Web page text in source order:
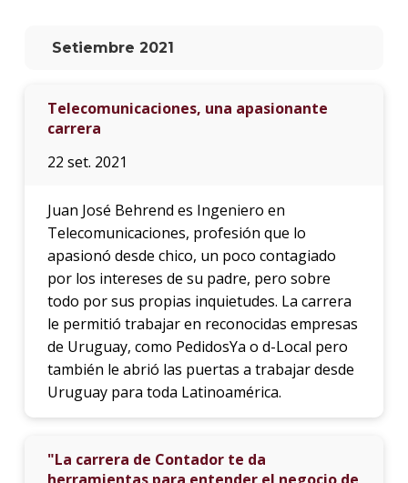
Setiembre 2021
Telecomunicaciones, una apasionante
carrera
22 set. 2021
Juan José Behrend es Ingeniero en
Telecomunicaciones, profesión que lo
apasionó desde chico, un poco contagiado
por los intereses de su padre, pero sobre
todo por sus propias inquietudes. La carrera
le permitió trabajar en reconocidas empresas
de Uruguay, como PedidosYa o d-Local pero
también le abrió las puertas a trabajar desde
Uruguay para toda Latinoamérica.
"La carrera de Contador te da